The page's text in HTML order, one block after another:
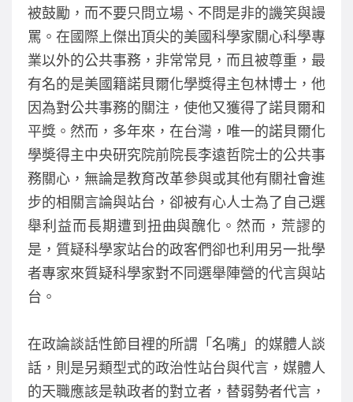
被鼓勵，而不要只問立場、不問是非的譏笑與謾
罵。在國際上傑出頂尖的美國科學家關心科學專
業以外的公共事務，非常常見，而且被尊重，最
有名的是美國籍諾貝爾化學獎得主包林博士，他
因為對公共事務的關注，使他又獲得了諾貝爾和
平獎。然而，多年來，在台灣，唯一的諾貝爾化
學奬得主中央研究院前院長李遠哲院士的公共事
務關心，無論是教育改革參與或其他有關社會進
步的相關言論與站台，卻被有心人士為了自己選
舉利益而長期遭到扭曲與醜化。然而，荒謬的
是，質疑科學家站台的政客們卻也利用另一批學
者專家來質疑科學家對不同選舉陣營的代言與站
台。
在政論談話性節目裡的所謂「名嘴」的媒體人談
話，則是另類型式的政治性站台與代言，媒體人
的天職應該是執政者的對立者，替弱勢者代言，